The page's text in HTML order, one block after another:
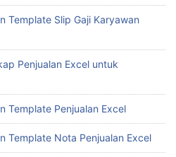
Template Slip Gaji Karyawan
Penjualan Excel untuk
Template Penjualan Excel
Template Nota Penjualan Excel